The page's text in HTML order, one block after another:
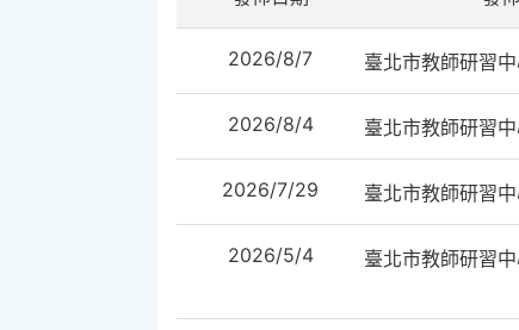
2026/8/7 臺北市教師研習
2026/8/4 臺北市教師研習
2026/7/29 臺北市教師研習
2026/5/4 臺北市教師研習